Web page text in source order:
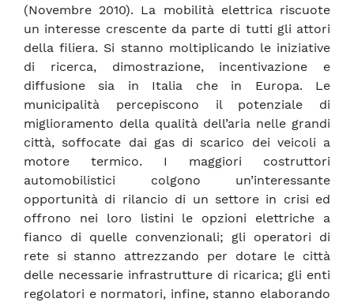
(Novembre 2010). La mobilità elettrica riscuote
un interesse crescente da parte di tutti gli attori
della filiera. Si stanno moltiplicando le iniziative
di ricerca, dimostrazione, incentivazione e
diffusione sia in Italia che in Europa. Le
municipalità percepiscono il potenziale di
miglioramento della qualità dell’aria nelle grandi
città, soffocate dai gas di scarico dei veicoli a
motore termico. I maggiori costruttori
automobilistici colgono un’interessante
opportunità di rilancio di un settore in crisi ed
offrono nei loro listini le opzioni elettriche a
fianco di quelle convenzionali; gli operatori di
rete si stanno attrezzando per dotare le città
delle necessarie infrastrutture di ricarica; gli enti
regolatori e normatori, infine, stanno elaborando